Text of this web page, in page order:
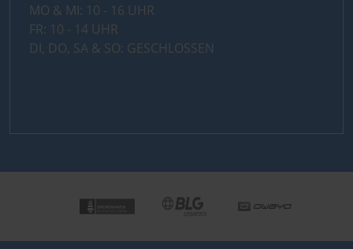
MO & MI: 10 - 16 UHR
FR: 10 - 14 UHR
DI, DO, SA & SO: GESCHLOSSEN